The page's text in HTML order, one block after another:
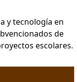
y tecnología en
de
escolares.